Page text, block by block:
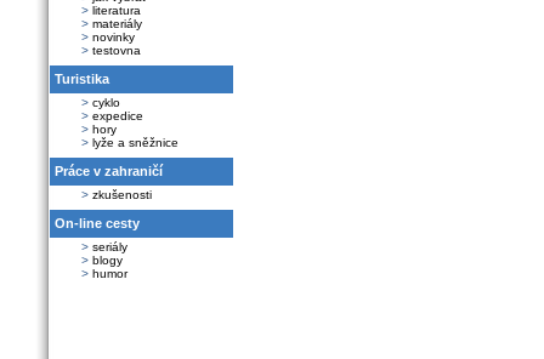
> literatura
> materiály
> novinky
> testovna
Turistika
> cyklo
> expedice
> hory
> lyže a sněžnice
Práce v zahraničí
> zkušenosti
On-line cesty
> seriály
> blogy
> humor